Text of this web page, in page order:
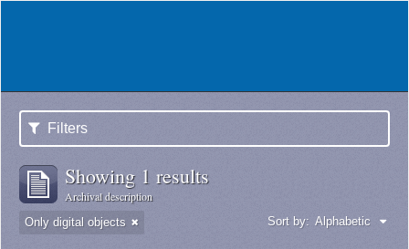
Filters
Showing 1 results
Archival description
Only digital objects Sort by: Alphabetic